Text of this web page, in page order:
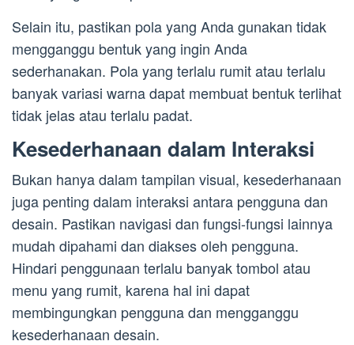
Selain itu, pastikan pola yang Anda gunakan tidak
mengganggu bentuk yang ingin Anda
sederhanakan. Pola yang terlalu rumit atau terlalu
banyak variasi warna dapat membuat bentuk terlihat
tidak jelas atau terlalu padat.
Kesederhanaan dalam Interaksi
Bukan hanya dalam tampilan visual, kesederhanaan
juga penting dalam interaksi antara pengguna dan
desain. Pastikan navigasi dan fungsi-fungsi lainnya
mudah dipahami dan diakses oleh pengguna.
Hindari penggunaan terlalu banyak tombol atau
menu yang rumit, karena hal ini dapat
membingungkan pengguna dan mengganggu
kesederhanaan desain.